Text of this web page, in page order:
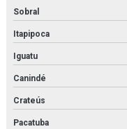
Rk22610
Sa 1508
Sauer danfoss
Sobral
Itapipoca
Iguatu
Canindé
Crateús
Pacatuba